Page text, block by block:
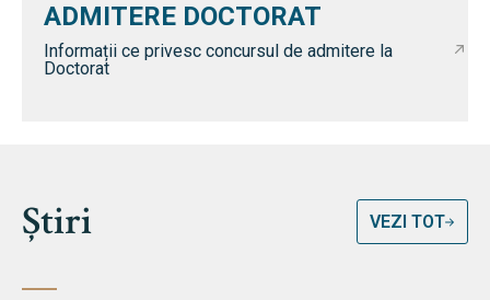
ADMITERE DOCTORAT
Informații ce privesc concursul de admitere la
Doctorat
Știri VEZI TOT